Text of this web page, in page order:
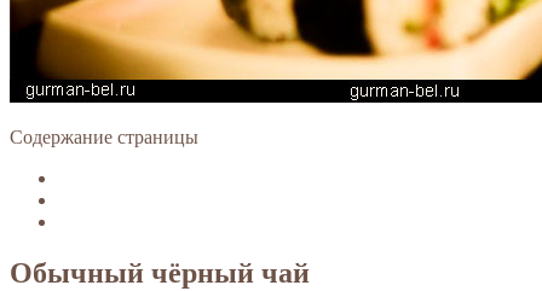
Содержание страницы
Обычный чёрный чай